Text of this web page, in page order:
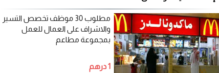
مطلوب 30 موظف تخصص التسير
والاشراف على العمال للعمل
بمجموعة مطاعم
1 درهم